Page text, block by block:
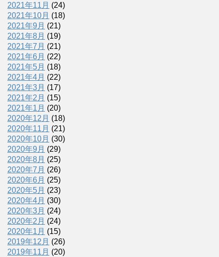
2021年11月 (24)
2021年10月 (18)
2021年9月 (21)
2021年8月 (19)
2021年7月 (21)
2021年6月 (22)
2021年5月 (18)
2021年4月 (22)
2021年3月 (17)
2021年2月 (15)
2021年1月 (20)
2020年12月 (18)
2020年11月 (21)
2020年10月 (30)
2020年9月 (29)
2020年8月 (25)
2020年7月 (26)
2020年6月 (25)
2020年5月 (23)
2020年4月 (30)
2020年3月 (24)
2020年2月 (24)
2020年1月 (15)
2019年12月 (26)
2019年11月 (20)